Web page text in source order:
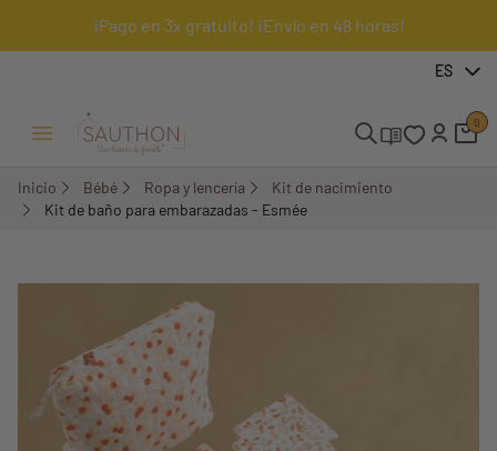
¡Pago en 3x gratuito! ¡Envío en 48 horas!
ES
Menú Abrir/Cerrar
0
Inicio Bébé Ropa y lencería
Kit de nacimiento
Kit de baño para embarazadas - Esmée
-18,49%